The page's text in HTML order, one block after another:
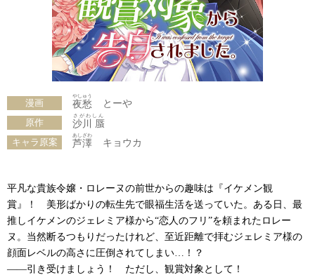
漫画 夜愁
やしゅう
とーや
原作
沙川 蜃
さがわしん
キャラ原案 芦澤
あしざわ
キョウカ
平凡な貴族令嬢・ロレーヌの前世からの趣味は『イケメン観
賞』！ 美形ばかりの転生先で眼福生活を送っていた。ある日、最
推しイケメンのジェレミア様から“恋人のフリ”を頼まれたロレー
ヌ。当然断るつもりだったけれど、至近距離で拝むジェレミア様の
顔面レベルの高さに圧倒されてしまい…！？
――引き受けましょう！ ただし、観賞対象として！